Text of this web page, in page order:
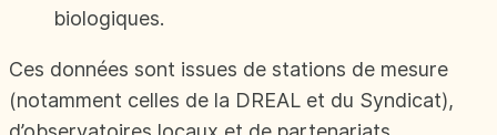
biologiques.
Ces données sont issues de stations de mesure
(notamment celles de la DREAL et du Syndicat),